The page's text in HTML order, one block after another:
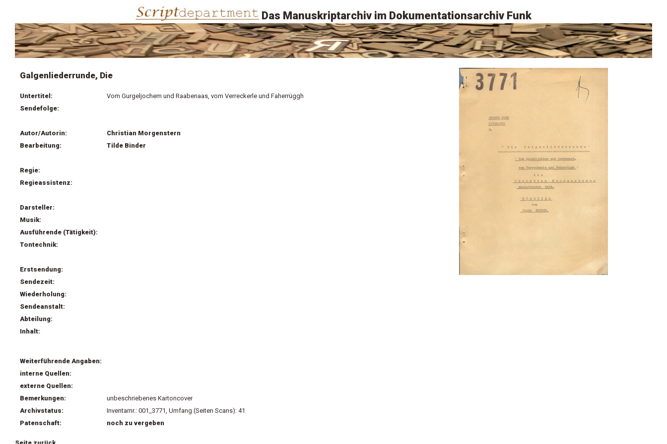
Das Manuskriptarchiv im Dokumentationsarchiv Funk
Galgenliederrunde, Die
Untertitel:
Vom Gurgeljochem und Raabenaas, vom Verreckerle und Faherrüggh
Sendefolge:
Autor/Autorin:
Christian Morgenstern
Bearbeitung:
Tilde Binder
Regie:
Regieassistenz:
Darsteller:
Musik:
Ausführende (Tätigkeit):
Tontechnik:
Erstsendung:
Sendezeit:
Wiederholung:
Sendeanstalt:
Abteilung:
Inhalt:
Weiterführende Angaben:
interne Quellen:
externe Quellen:
Bemerkungen:
unbeschriebenes Kartoncover
Archivstatus:
Inventarnr.: 001_3771, Umfang (Seiten Scans): 41
Patenschaft:
noch zu vergeben